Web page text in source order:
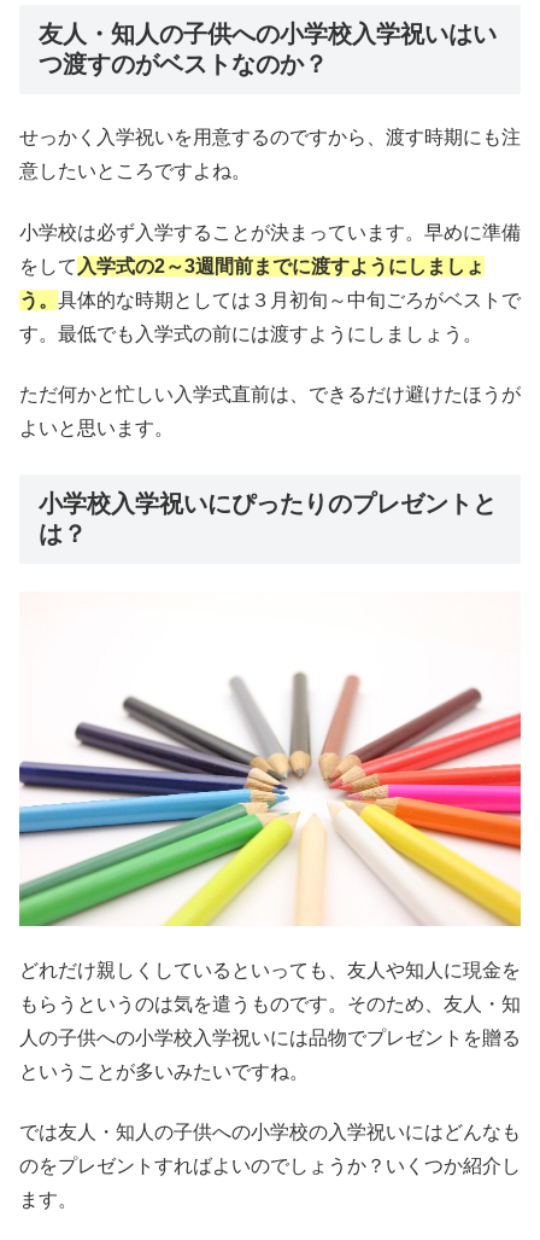
友人・知人の子供への小学校入学祝いはい
つ渡すのがベストなのか？
せっかく入学祝いを用意するのですから、渡す時期にも注
意したいところですよね。
小学校は必ず入学することが決まっています。早めに準備
をして 入学式の2～3週間前までに渡すようにしましょ
う。 具体的な時期としては３月初旬～中旬ごろがベストで
す。最低でも入学式の前には渡すようにしましょう。
ただ何かと忙しい入学式直前は、できるだけ避けたほうが
よいと思います。
小学校入学祝いにぴったりのプレゼントと
は？
どれだけ親しくしているといっても、友人や知人に現金を
もらうというのは気を遣うものです。そのため、友人・知
人の子供への小学校入学祝いには品物でプレゼントを贈る
ということが多いみたいですね。
では友人・知人の子供への小学校の入学祝いにはどんなも
のをプレゼントすればよいのでしょうか？いくつか紹介し
ます。